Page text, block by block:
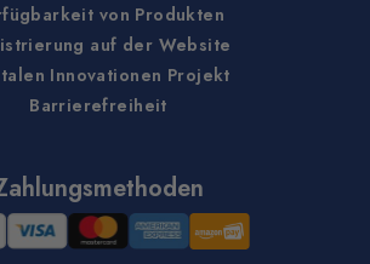
von Produkten
auf der Website
Innovationen Projekt
Barrierefreiheit